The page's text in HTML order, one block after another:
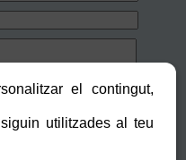
el contingut,
utilitzades al teu